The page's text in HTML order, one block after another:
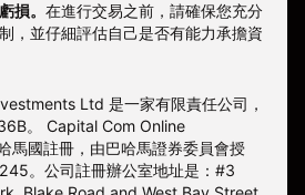
損。 在進行交易之前，請確保您充分
，並仔細評估自己是否有能力承擔資
Ltd 是一家有限責任公司，
。 Capital Com Online
馬國註冊，由巴哈馬證券委員會授
。公司註冊辦公室地址是：#3